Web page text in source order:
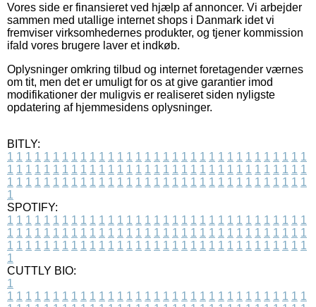
Vores side er finansieret ved hjælp af annoncer. Vi arbejder
sammen med utallige internet shops i Danmark idet vi
fremviser virksomhedernes produkter, og tjener kommission
ifald vores brugere laver et indkøb.
Oplysninger omkring tilbud og internet foretagender værnes
om tit, men det er umuligt for os at give garantier imod
modifikationer der muligvis er realiseret siden nyligste
opdatering af hjemmesidens oplysninger.
BITLY:
1 1 1 1 1 1 1 1 1 1 1 1 1 1 1 1 1 1 1 1 1 1 1 1 1 1 1 1 1 1 1 1 1
1 1 1 1 1 1 1 1 1 1 1 1 1 1 1 1 1 1 1 1 1 1 1 1 1 1 1 1 1 1 1 1 1
1 1 1 1 1 1 1 1 1 1 1 1 1 1 1 1 1 1 1 1 1 1 1 1 1 1 1 1 1 1 1 1 1
1
SPOTIFY:
1 1 1 1 1 1 1 1 1 1 1 1 1 1 1 1 1 1 1 1 1 1 1 1 1 1 1 1 1 1 1 1 1
1 1 1 1 1 1 1 1 1 1 1 1 1 1 1 1 1 1 1 1 1 1 1 1 1 1 1 1 1 1 1 1 1
1 1 1 1 1 1 1 1 1 1 1 1 1 1 1 1 1 1 1 1 1 1 1 1 1 1 1 1 1 1 1 1 1
1
CUTTLY BIO:
1
1 1 1 1 1 1 1 1 1 1 1 1 1 1 1 1 1 1 1 1 1 1 1 1 1 1 1 1 1 1 1 1 1